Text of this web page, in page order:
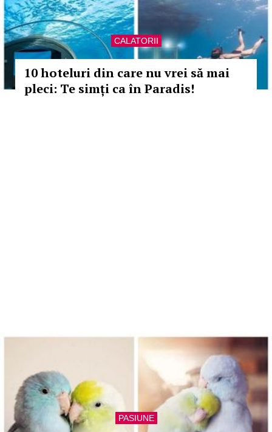
CALATORII
10 hoteluri din care nu vrei să mai
pleci: Te simți ca în Paradis!
PASIUNE